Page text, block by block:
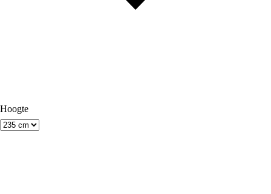
Hoogte